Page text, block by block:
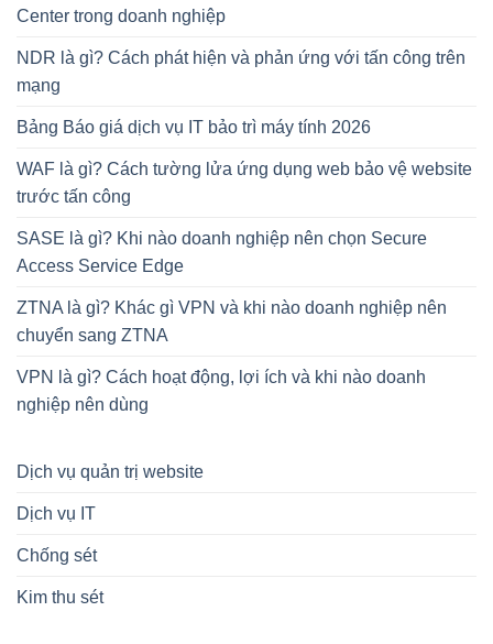
Center trong doanh nghiệp
NDR là gì? Cách phát hiện và phản ứng với tấn công trên
mạng
Bảng Báo giá dịch vụ IT bảo trì máy tính 2026
WAF là gì? Cách tường lửa ứng dụng web bảo vệ website
trước tấn công
SASE là gì? Khi nào doanh nghiệp nên chọn Secure
Access Service Edge
ZTNA là gì? Khác gì VPN và khi nào doanh nghiệp nên
chuyển sang ZTNA
VPN là gì? Cách hoạt động, lợi ích và khi nào doanh
nghiệp nên dùng
Dịch vụ quản trị website
Dịch vụ IT
Chống sét
Kim thu sét